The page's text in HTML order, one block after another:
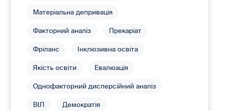
Матеріальна депривація
Факторний аналіз Прекаріат
Фріланс Інклюзивна освіта
Якість освіти Евалюація
Однофакторний дисперсійний аналіз
ВІЛ Демократія